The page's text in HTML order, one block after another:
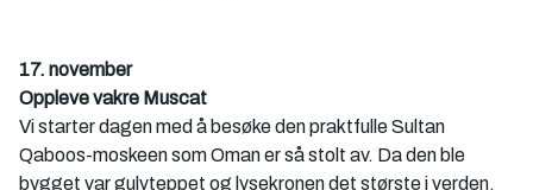
17. november
Oppleve vakre Muscat
Vi starter dagen med å besøke den praktfulle Sultan
Qaboos-moskeen som Oman er så stolt av. Da den ble
bygget var gulvteppet og lysekronen det største i verden.